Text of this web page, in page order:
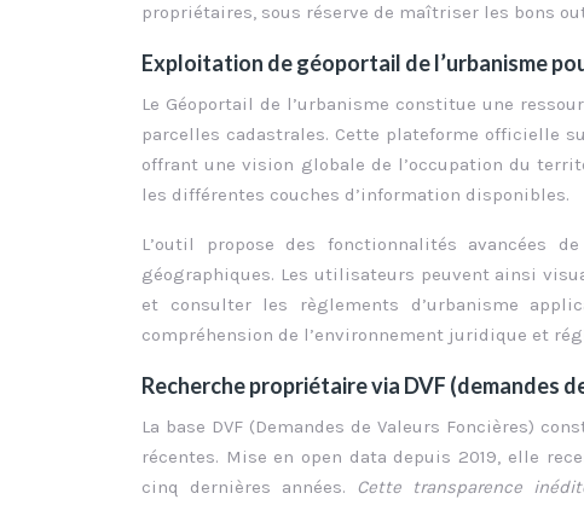
propriétaires, sous réserve de maîtriser les bons
Exploitation de géoportail de l’urbanisme
Le Géoportail de l’urbanisme constitue une
parcelles cadastrales. Cette plateforme officielle
offrant une vision globale de l’occupation du
les différentes couches d’information disponibles.
L’outil propose des fonctionnalités avancées
géographiques. Les utilisateurs peuvent ainsi
et consulter les règlements d’urbanisme
compréhension de l’environnement juridique et
Recherche propriétaire via DVF (demandes
La base DVF (Demandes de Valeurs Foncières)
récentes. Mise en open data depuis 2019, elle
cinq dernières années. Cette transparence